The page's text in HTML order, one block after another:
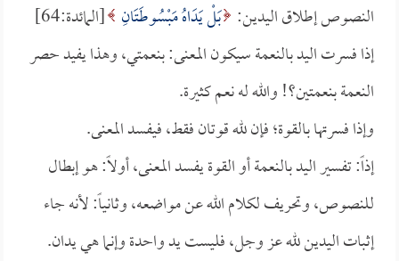
النصوص إطلاق اليدين: بَلْ يَدَاهُ مَبْسُوطَتَانِ
[المائدة:64]
إذا فسرت اليد بالنعمة سيكون المعنى: بنعمتي، وهذا يفيد حصر
النعمة بنعمتين؟! والله له نعم كثيرة.
وإذا فسرتها بالقوة؛ فإن لله قوتان فقط، فيفسد المعنى.
إذاً: تفسير اليد بالنعمة أو القوة يفسد المعنى، أولاً: هو إبطال
للنصوص، وتحريف لكلام الله عن مواضعه، وثانياً: لأنه جاء
إثبات اليدين لله عز وجل، فليست يد واحدة وإنما هي يدان.